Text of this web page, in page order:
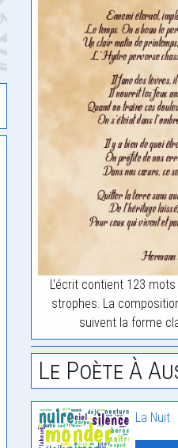
L'écrit contient 123
strophes. La
suivent la forme
Le Poète À
La Nuit